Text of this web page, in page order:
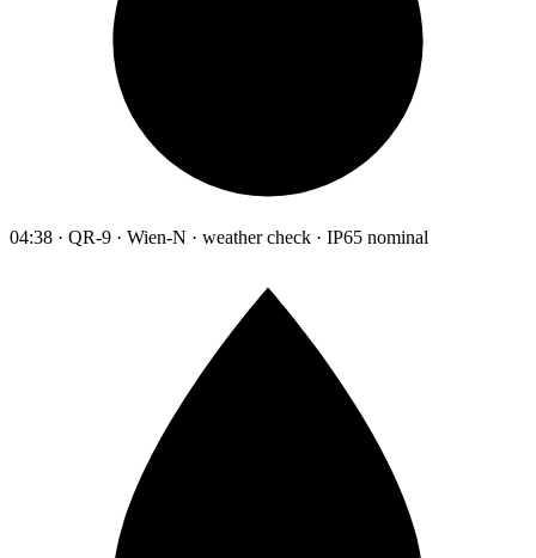
04:38 · QR-9 · Wien-N · weather check · IP65 nominal